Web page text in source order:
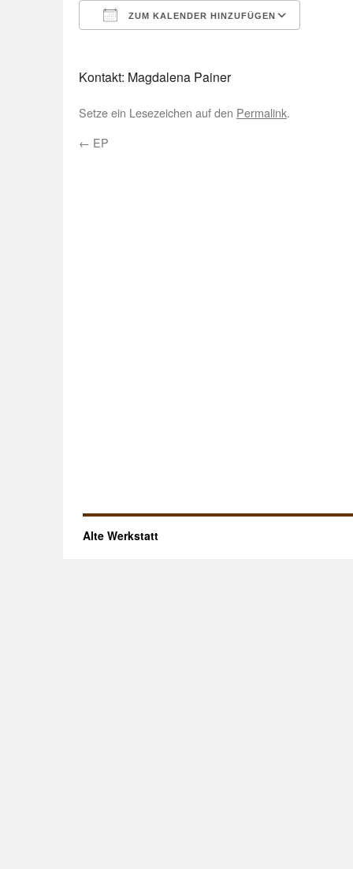
ZUM KALENDER HINZUFÜGEN
Kontakt: Magdalena Painer
Setze ein Lesezeichen auf den Permalink.
← EP
Alte Werkstatt